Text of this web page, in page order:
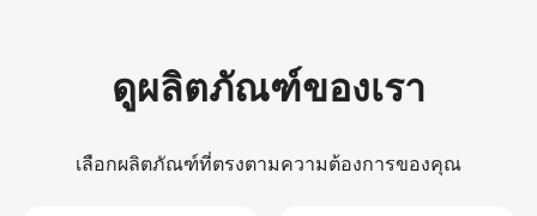
ดูผลิตภัณฑ์ของเรา
เลือกผลิตภัณฑ์ที่ตรงตามความต้องการของคุณ